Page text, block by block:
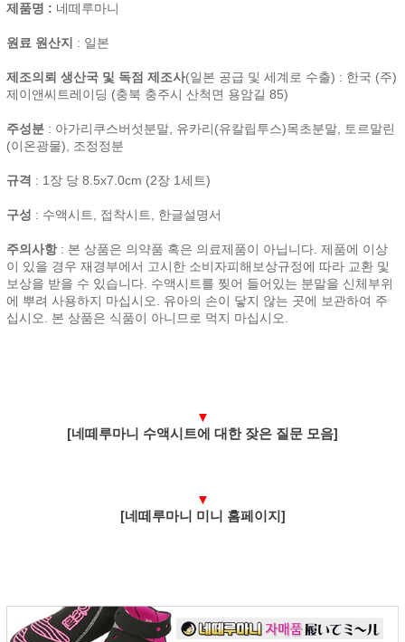
제품명 : 네떼루마니
원료 원산지 : 일본
제조의뢰 생산국 및 독점 제조사(일본 공급 및 세계로 수출) : 한국 (주)
제이앤씨트레이딩 (충북 충주시 산척면 용암길 85)
주성분 : 아가리쿠스버섯분말, 유카리(유칼립투스)목초분말, 토르말린
(이온광물), 조정정분
규격 : 1장 당 8.5x7.0cm (2장 1세트)
구성 : 수액시트, 접착시트, 한글설명서
주의사항 : 본 상품은 의약품 혹은 의료제품이 아닙니다. 제품에 이상
이 있을 경우 재경부에서 고시한 소비자피해보상규정에 따라 교환 및
보상을 받을 수 있습니다. 수액시트를 찢어 들어있는 분말을 신체부위
에 뿌려 사용하지 마십시오. 유아의 손이 닿지 않는 곳에 보관하여 주
십시오. 본 상품은 식품이 아니므로 먹지 마십시오.
▼
[네떼루마니 수액시트에 대한 잦은 질문 모음]
▼
[네떼루마니 미니 홈페이지]